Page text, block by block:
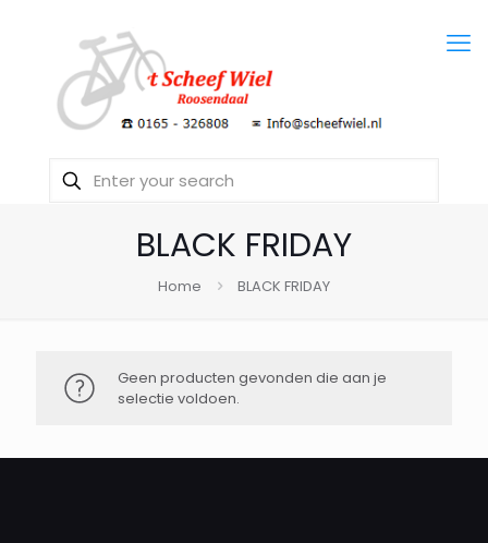
BLACK FRIDAY
Home BLACK FRIDAY
Geen producten gevonden die aan je
selectie voldoen.